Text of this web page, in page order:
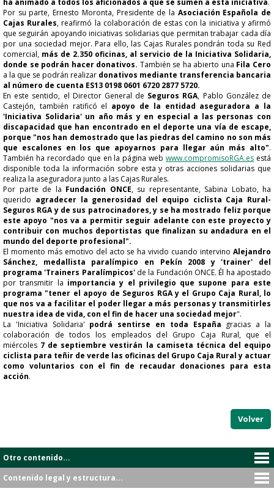
ha animado a todos los aficionados a que se sumen a esta iniciativa.
Por su parte, Ernesto Moronta, Presidente de la Asociación Española de
Cajas Rurales, reafirmó la colaboración de estas con la iniciativa y afirmó
que seguirán apoyando iniciativas solidarias que permitan trabajar cada día
por una sociedad mejor. Para ello, las Cajas Rurales pondrán toda su Red
comercial, más de 2.350 oficinas, al servicio de la Iniciativa Solidaria,
donde se podrán hacer donativos. También se ha abierto una Fila Cero
a la que se podrán realizar donativos mediante transferencia bancaria
al número de cuenta ES13 0198 0601 6720 2877 5720.
En este sentido, el Director General de Seguros RGA, Pablo González de
Castejón, también ratificó el apoyo de la entidad aseguradora a la
'Iniciativa Solidaria' un año más y en especial a las personas con
discapacidad que han encontrado en el deporte una vía de escape,
porque "nos han demostrado que las piedras del camino no son más
que escalones en los que apoyarnos para llegar aún más alto".
También ha recordado que en la página webwww.compromisoRGA.es está
disponible toda la información sobre esta y otras acciones solidarias que
realiza la aseguradora junto a las Cajas Rurales.
Por parte de la Fundación ONCE, su representante, Sabina Lobato, ha
querido agradecer la generosidad del equipo ciclista Caja Rural-
Seguros RGA y de sus patrocinadores, y se ha mostrado feliz porque
este apoyo "nos va a permitir seguir adelante con este proyecto y
contribuir con muchos deportistas que finalizan su andadura en el
mundo del deporte profesional".
El momento más emotivo del acto se ha vivido cuando intervino Alejandro
Sánchez, medallista paralímpico en Pekín 2008 y 'trainer' del
programa 'Trainers Paralímpicos' de la Fundación ONCE. Él ha apostado
por transmitir la importancia y el privilegio que supone para este
programa "tener el apoyo de Seguros RGA y el Grupo Caja Rural, lo
que nos va a facilitar el poder llegar a más personas y transmitirles
nuestra idea de vida, con el fin de hacer una sociedad mejor".
La 'Iniciativa Solidaria' podrá sentirse en toda España gracias a la
colaboración de todos los empleados del Grupo Caja Rural, que el
miércoles 7 de septiembre vestirán la camiseta técnica del equipo
ciclista para teñir de verde las oficinas del Grupo Caja Rural y actuar
como voluntarios con el fin de recaudar donaciones para esta
acción.
Volver
Otro contenido...
Contenido legal y estructura...